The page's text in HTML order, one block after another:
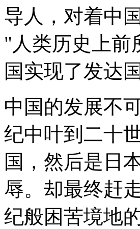
导人，对着中
"人类历史上前
国实现了发达
中国的发展不
纪中叶到二十
国，然后是日
辱。却最终赶
纪般困苦境地